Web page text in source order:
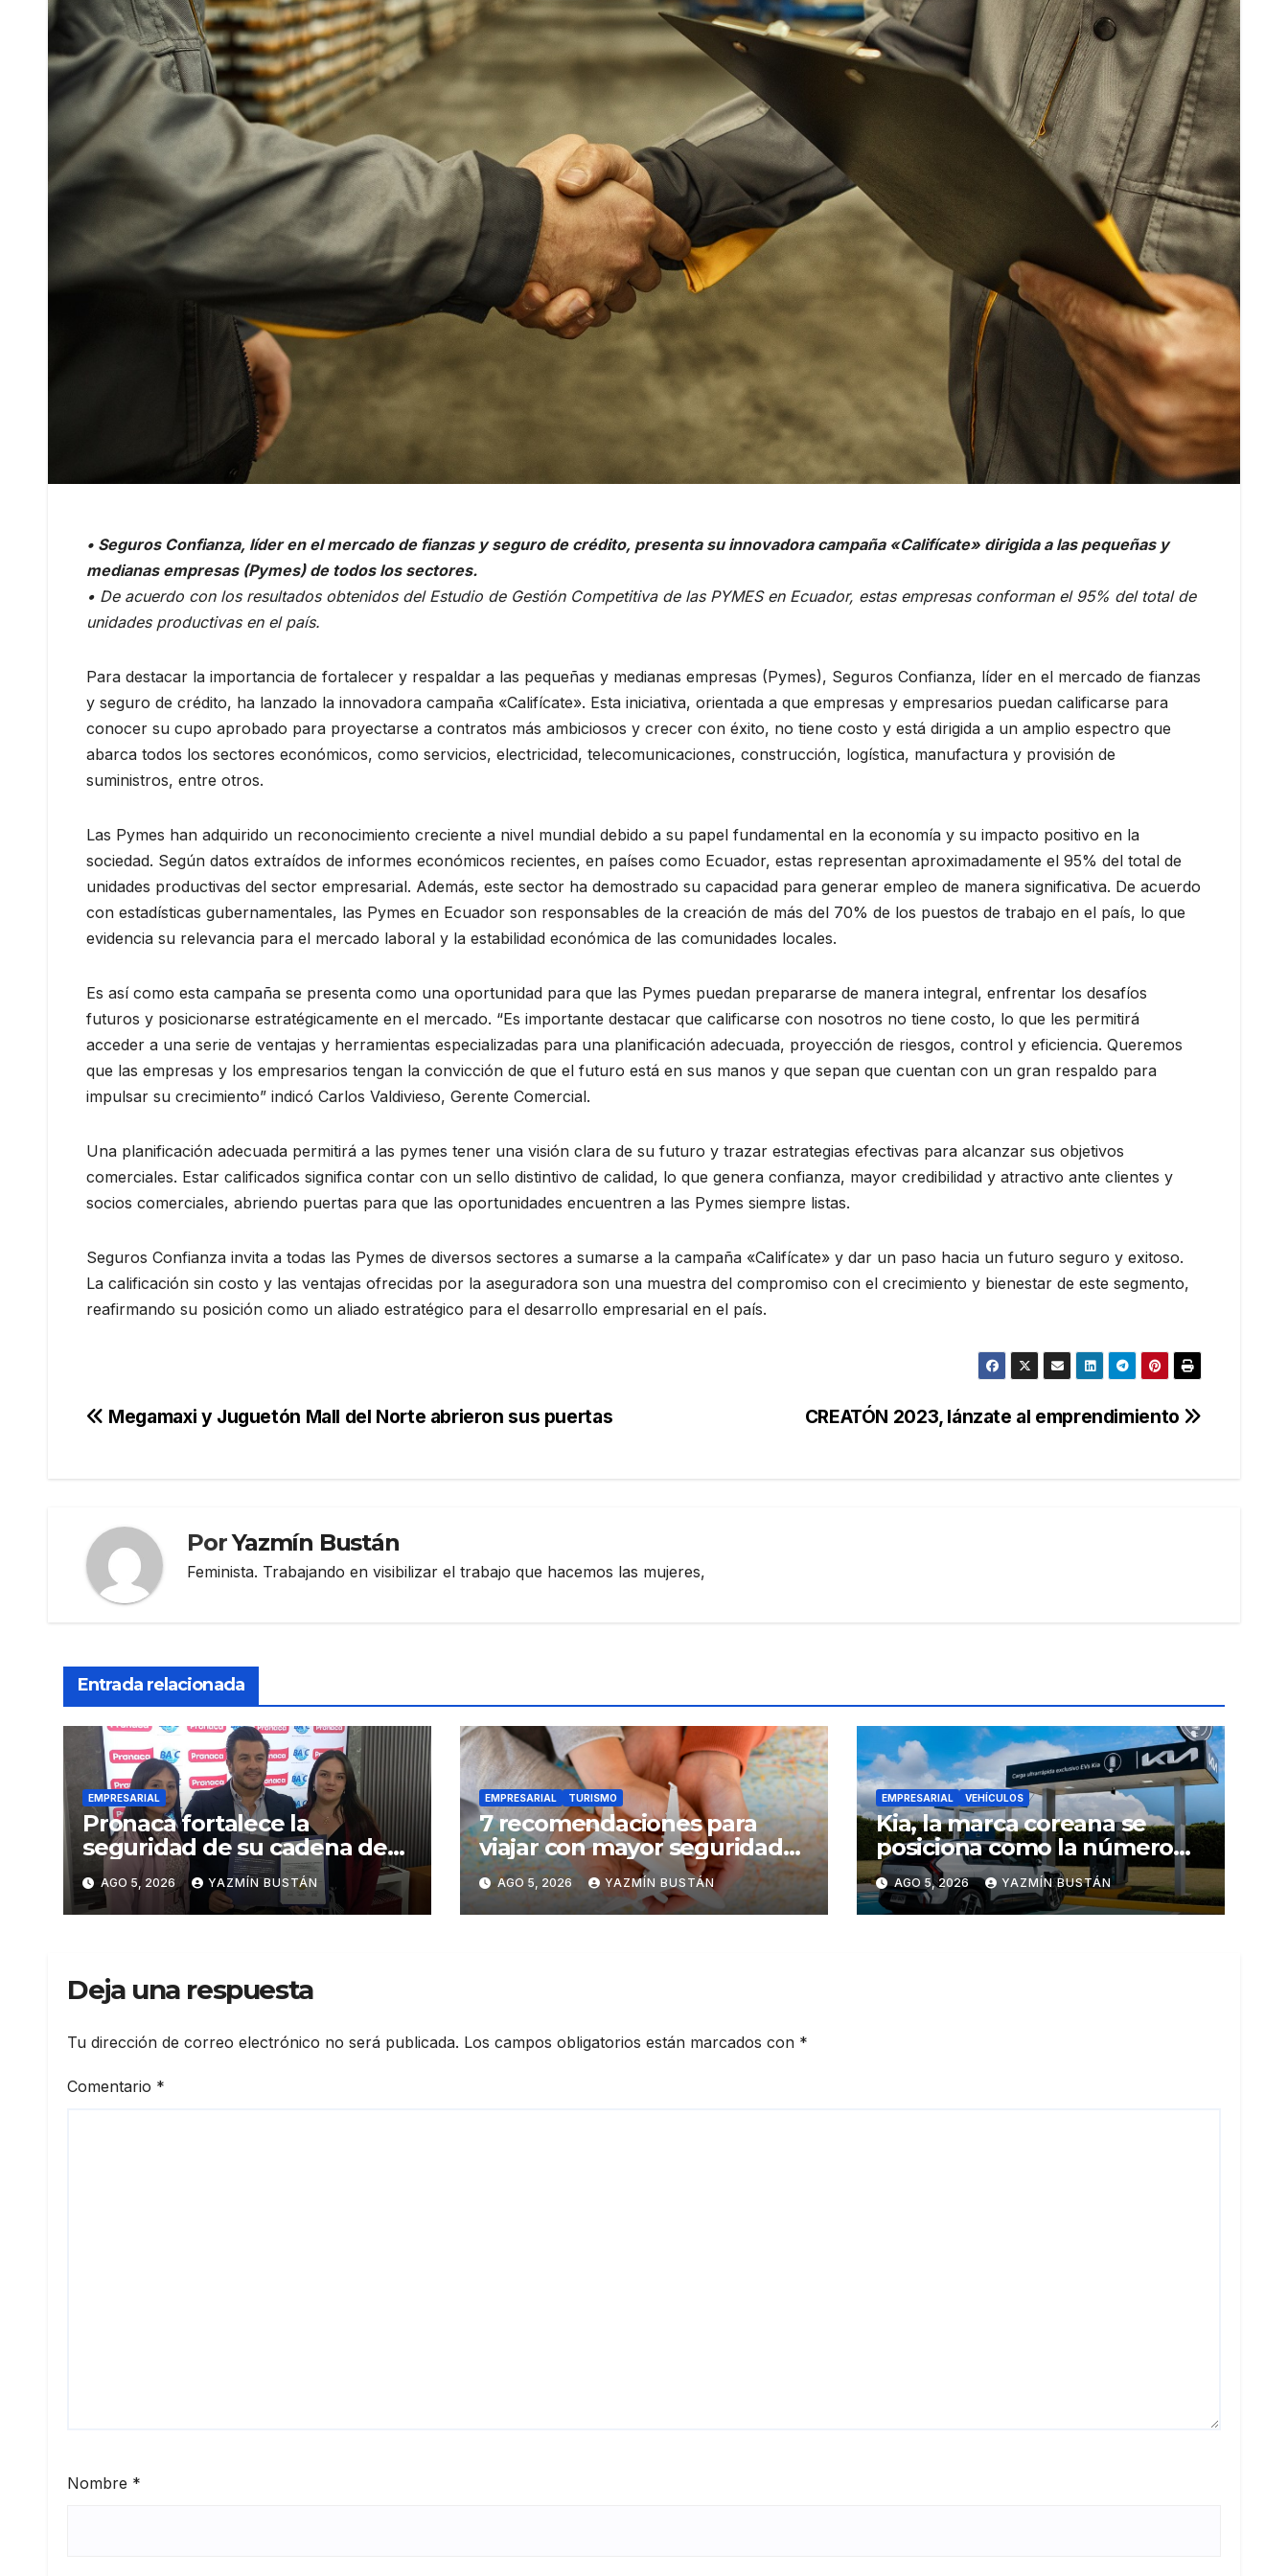
• Seguros Confianza, líder en el mercado de fianzas y seguro de crédito, presenta su innovadora campaña «Califícate» dirigida a las pequeñas y
medianas empresas (Pymes) de todos los sectores.
• De acuerdo con los resultados obtenidos del Estudio de Gestión Competitiva de las PYMES en Ecuador, estas empresas conforman el 95% del total de
unidades productivas en el país.
Para destacar la importancia de fortalecer y respaldar a las pequeñas y medianas empresas (Pymes), Seguros Confianza, líder en el mercado de fianzas
y seguro de crédito, ha lanzado la innovadora campaña «Califícate». Esta iniciativa, orientada a que empresas y empresarios puedan calificarse para
conocer su cupo aprobado para proyectarse a contratos más ambiciosos y crecer con éxito, no tiene costo y está dirigida a un amplio espectro que
abarca todos los sectores económicos, como servicios, electricidad, telecomunicaciones, construcción, logística, manufactura y provisión de
suministros, entre otros.
Las Pymes han adquirido un reconocimiento creciente a nivel mundial debido a su papel fundamental en la economía y su impacto positivo en la
sociedad. Según datos extraídos de informes económicos recientes, en países como Ecuador, estas representan aproximadamente el 95% del total de
unidades productivas del sector empresarial. Además, este sector ha demostrado su capacidad para generar empleo de manera significativa. De acuerdo
con estadísticas gubernamentales, las Pymes en Ecuador son responsables de la creación de más del 70% de los puestos de trabajo en el país, lo que
evidencia su relevancia para el mercado laboral y la estabilidad económica de las comunidades locales.
Es así como esta campaña se presenta como una oportunidad para que las Pymes puedan prepararse de manera integral, enfrentar los desafíos
futuros y posicionarse estratégicamente en el mercado. “Es importante destacar que calificarse con nosotros no tiene costo, lo que les permitirá
acceder a una serie de ventajas y herramientas especializadas para una planificación adecuada, proyección de riesgos, control y eficiencia. Queremos
que las empresas y los empresarios tengan la convicción de que el futuro está en sus manos y que sepan que cuentan con un gran respaldo para
impulsar su crecimiento” indicó Carlos Valdivieso, Gerente Comercial.
Una planificación adecuada permitirá a las pymes tener una visión clara de su futuro y trazar estrategias efectivas para alcanzar sus objetivos
comerciales. Estar calificados significa contar con un sello distintivo de calidad, lo que genera confianza, mayor credibilidad y atractivo ante clientes y
socios comerciales, abriendo puertas para que las oportunidades encuentren a las Pymes siempre listas.
Seguros Confianza invita a todas las Pymes de diversos sectores a sumarse a la campaña «Califícate» y dar un paso hacia un futuro seguro y exitoso.
La calificación sin costo y las ventajas ofrecidas por la aseguradora son una muestra del compromiso con el crecimiento y bienestar de este segmento,
reafirmando su posición como un aliado estratégico para el desarrollo empresarial en el país.
Navegación
CREATÓN 2023, lánzate al emprendimiento
Megamaxi y Juguetón Mall del Norte abrieron sus puertas
PorYazmín Bustán
Feminista. Trabajando en visibilizar el trabajo que hacemos las mujeres,
Entrada relacionada
EMPRESARIAL
Pronaca fortalece la
seguridad de su cadena de
suministro con certificación
BASC en dos plantas
AGO 5, 2026 YAZMÍN BUSTÁN
EMPRESARIAL TURISMO
7 recomendaciones para
viajar con mayor seguridad
dentro y fuera del Ecuador
AGO 5, 2026 YAZMÍN BUSTÁN
EMPRESARIAL VEHÍCULOS
Kia, la marca coreana se
posiciona como la número
uno en ventas de vehículos
eléctricos en Ecuador
durante julio
AGO 5, 2026 YAZMÍN BUSTÁN
Deja una respuesta
Tu dirección de correo electrónico no será publicada. Los campos obligatorios están marcados con *
Comentario *
Nombre *